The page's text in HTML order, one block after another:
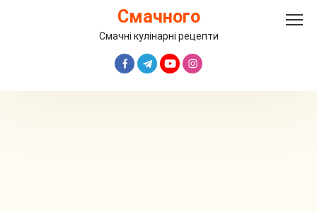
Смачного
Смачні кулінарні рецепти